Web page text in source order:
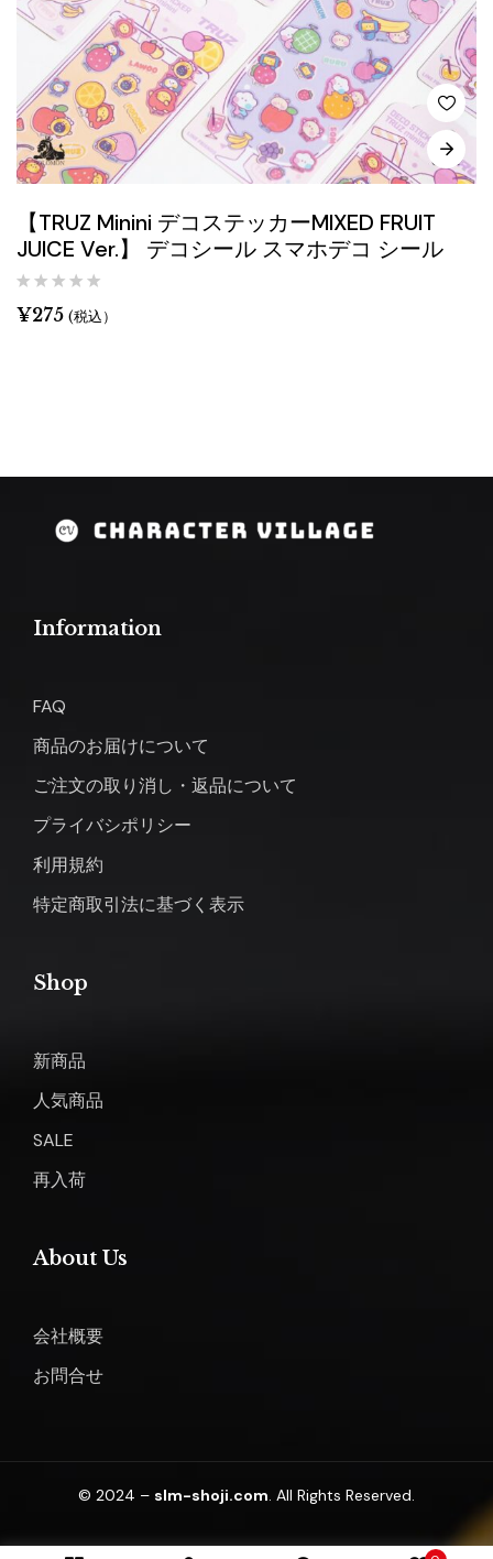
【TRUZ Minini デコステッカーMIXED FRUIT
JUICE Ver.】 デコシール スマホデコ シール
¥275 (税込）
Information
FAQ
商品のお届けについて
ご注文の取り消し・返品について
プライバシポリシー
利用規約
特定商取引法に基づく表示
Shop
新商品
人気商品
SALE
再入荷
About Us
会社概要
お問合せ
© 2024 – slm-shoji.com . All Rights Reserved.